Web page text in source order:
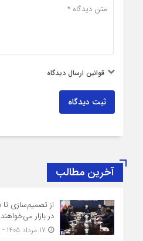
قوانین ارسال دیدگاه
ثبت دیدگاه
آخرین مطالب
از تصمیم‌سازی
در بازار می‌خواهند